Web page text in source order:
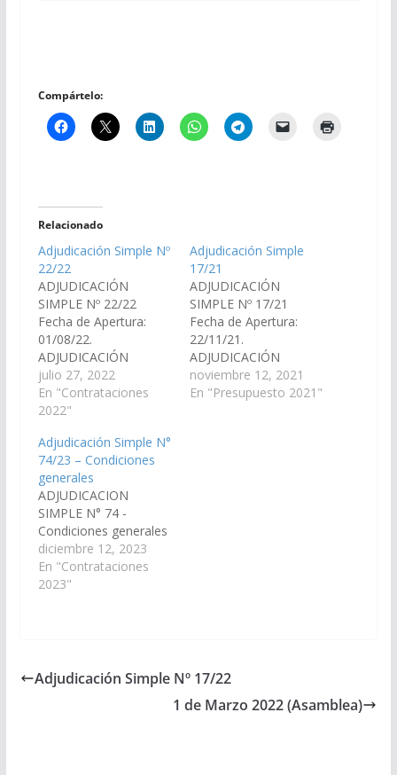
Compártelo:
Relacionado
Adjudicación Simple Nº
22/22
ADJUDICACIÓN
SIMPLE Nº 22/22
Fecha de Apertura:
01/08/22.
ADJUDICACIÓN
SIMPLE 22/22: «Service
de Aire
Acondicionado».
SIMPLE N° 22
julio 27, 2022
En "Contrataciones
2022"
Adjudicación Simple
17/21
ADJUDICACIÓN
SIMPLE Nº 17/21
Fecha de Apertura:
22/11/21.
ADJUDICACIÓN
SIMPLE 17/21:
«Contratación del
noviembre 12, 2021
En "Presupuesto 2021"
Adjudicación Simple N°
74/23 – Condiciones
generales
ADJUDICACION
SIMPLE N° 74 -
Condiciones generales
diciembre 12, 2023
En "Contrataciones
2023"
Adjudicación Simple Nº 17/22
1 de Marzo 2022 (Asamblea)